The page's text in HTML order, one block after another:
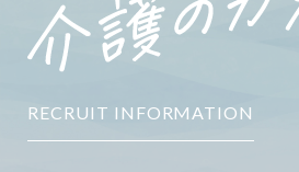
RECRUIT INFORMATION